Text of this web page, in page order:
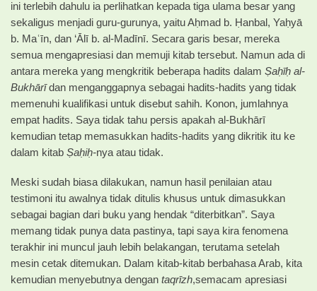
ini terlebih dahulu ia perlihatkan kepada tiga ulama besar yang
sekaligus menjadi guru-gurunya, yaitu Aḥmad b. Ḥanbal, Yaḥyā
b. Maʿīn, dan ‘Ālī b. al-Madīnī. Secara garis besar, mereka
semua mengapresiasi dan memuji kitab tersebut. Namun ada di
antara mereka yang mengkritik beberapa hadits dalam Ṣaḥīḥ al-
Bukhārīdan menganggapnya sebagai hadits-hadits yang tidak
memenuhi kualifikasi untuk disebut sahih. Konon, jumlahnya
empat hadits. Saya tidak tahu persis apakah al-Bukhārī
kemudian tetap memasukkan hadits-hadits yang dikritik itu ke
dalam kitab Ṣaḥiḥ-nya atau tidak.
Meski sudah biasa dilakukan, namun hasil penilaian atau
testimoni itu awalnya tidak ditulis khusus untuk dimasukkan
sebagai bagian dari buku yang hendak “diterbitkan”. Saya
memang tidak punya data pastinya, tapi saya kira fenomena
terakhir ini muncul jauh lebih belakangan, terutama setelah
mesin cetak ditemukan. Dalam kitab-kitab berbahasa Arab, kita
kemudian menyebutnya dengan taqrīzh,semacam apresiasi